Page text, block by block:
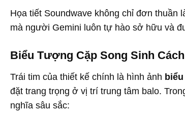
Họa tiết Soundwave không chỉ đơn thuần
mà người Gemini luôn tự hào sở hữu và
Biểu Tượng Cặp Song Sinh
Trái tim của thiết kế chính là hình ảnh
đặt trang trọng ở vị trí trung tâm balo.
nghĩa sâu sắc: